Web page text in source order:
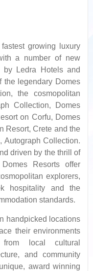
growing luxury
a number of new
Ledra Hotels and
the legendary Domes
the cosmopolitan
Collection, Domes
on Corfu, Domes
Resort, Crete and the
Autograph Collection.
driven by the thrill of
Resorts offer
explorers,
hospitality and the
standards.
handpicked locations
their environments
local cultural
and community
award winning